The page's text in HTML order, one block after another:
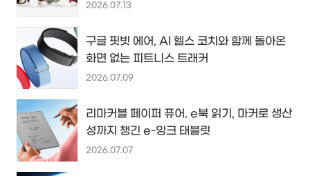
2026.07.13
구글 핏빗 에어, AI 헬스 코치와 함께 돌아온
화면 없는 피트니스 트래커
2026.07.09
리마커블 페이퍼 퓨어. e북 읽기, 마커로 생산
성까지 챙긴 e-잉크 태블릿
2026.07.07